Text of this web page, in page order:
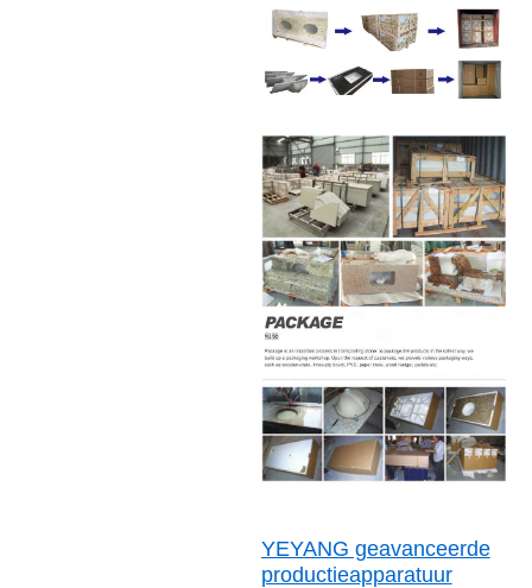
YEYANG geavanceerde
productieapparatuur